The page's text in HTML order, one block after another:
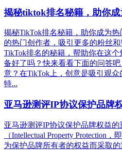
揭秘tiktok排名秘籍，助你成
揭秘TikTok排名秘籍，助你成为
的热门创作者，吸引更多的粉丝
TikTok排名的秘籍，帮助你在这
备好了吗？快来看看下面的问答
意？在TikTok上，创意是吸引观
特...
亚马逊测评IP协议保护品牌
亚马逊测评IP协议保护品牌权益
（Intellectual Property Protection
为保护品牌所有者的权益而采取